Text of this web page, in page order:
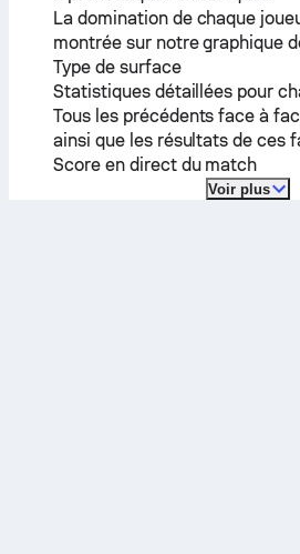
La domination de chaque
montrée sur notre graphique
Type de surface
Statistiques détaillées pour
Tous les précédents face à
ainsi que les résultats de ces
Score en direct du match
Voir plus